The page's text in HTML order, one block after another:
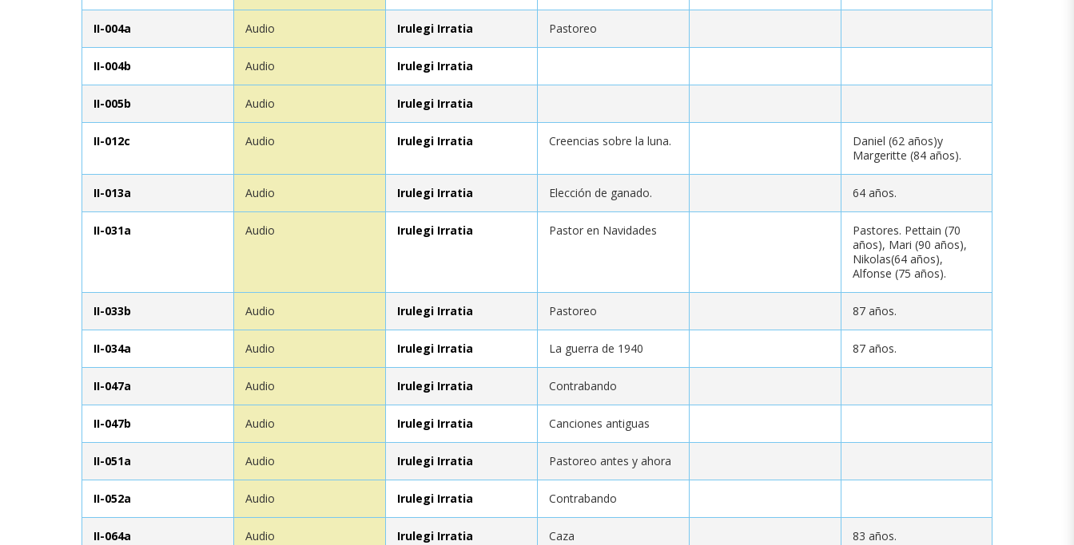
II-004a Audio Irulegi Irratia Pastoreo
II-004b Audio Irulegi Irratia
II-005b Audio Irulegi Irratia
II-012c Audio Irulegi Irratia Creencias sobre la luna.
Daniel (62 años)y
Margeritte (84 años).
II-013a Audio Irulegi Irratia Elección de ganado. 64 años.
II-031a Audio Irulegi Irratia Pastor en Navidades
Pastores. Pettain (70
años), Mari (90 años),
Nikolas(64 años),
Alfonse (75 años).
II-033b Audio Irulegi Irratia Pastoreo 87 años.
II-034a Audio Irulegi Irratia La guerra de 1940 87 años.
II-047a Audio Irulegi Irratia Contrabando
II-047b Audio Irulegi Irratia Canciones antiguas
II-051a Audio Irulegi Irratia Pastoreo antes y ahora
II-052a Audio Irulegi Irratia Contrabando
II-064a Audio Irulegi Irratia Caza 83 años.